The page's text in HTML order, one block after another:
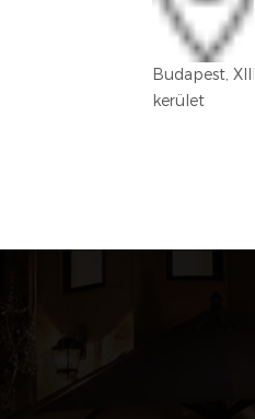
Budapest, XIII.
kerület